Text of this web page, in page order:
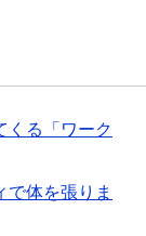
くる「ワーク
で体を張りま